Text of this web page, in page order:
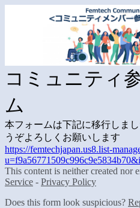
コミュニティ
ム
本フォームは下記に移行しま
うぞよろしくお願いします
https://femtechjapan.us8.list-
This content is neither created nor
Service - Privacy Policy
Does this form look suspicious?